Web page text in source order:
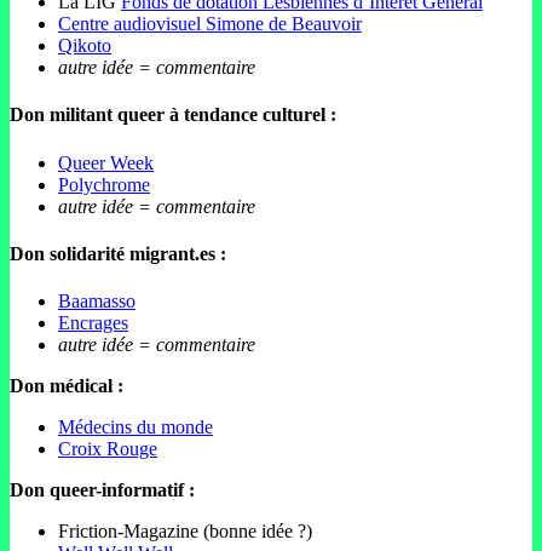
Centre audiovisuel Simone de Beauvoir
Qikoto
autre idée = commentaire
Don militant queer à tendance culturel :
Queer Week
Polychrome
autre idée = commentaire
Don solidarité migrant.es :
Baamasso
Encrages
autre idée = commentaire
Don médical :
Médecins du monde
Croix Rouge
Don queer-informatif :
Friction-Magazine (bonne idée ?)